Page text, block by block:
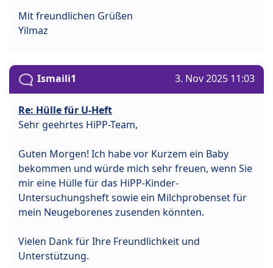
Mit freundlichen Grüßen
Yilmaz
Ismaili1 3. Nov 2025 11:03
Re: Hülle für U-Heft
Sehr geehrtes HiPP-Team,
Guten Morgen! Ich habe vor Kurzem ein Baby
bekommen und würde mich sehr freuen, wenn Sie
mir eine Hülle für das HiPP-Kinder-
Untersuchungsheft sowie ein Milchprobenset für
mein Neugeborenes zusenden könnten.
Vielen Dank für Ihre Freundlichkeit und
Unterstützung.